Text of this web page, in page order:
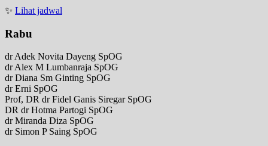
✨ Lihat jadwal
Rabu
dr Adek Novita Dayeng SpOG
dr Alex M Lumbanraja SpOG
dr Diana Sm Ginting SpOG
dr Erni SpOG
Prof, DR dr Fidel Ganis Siregar SpOG
DR dr Hotma Partogi SpOG
dr Miranda Diza SpOG
dr Simon P Saing SpOG